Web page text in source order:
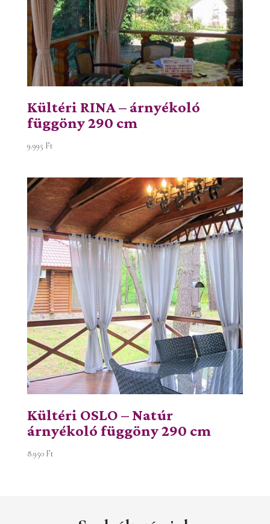
Kültéri RINA – árnyékoló
függöny 290 cm
9.995 Ft
Kültéri OSLO – Natúr
árnyékoló függöny 290 cm
8.950 Ft